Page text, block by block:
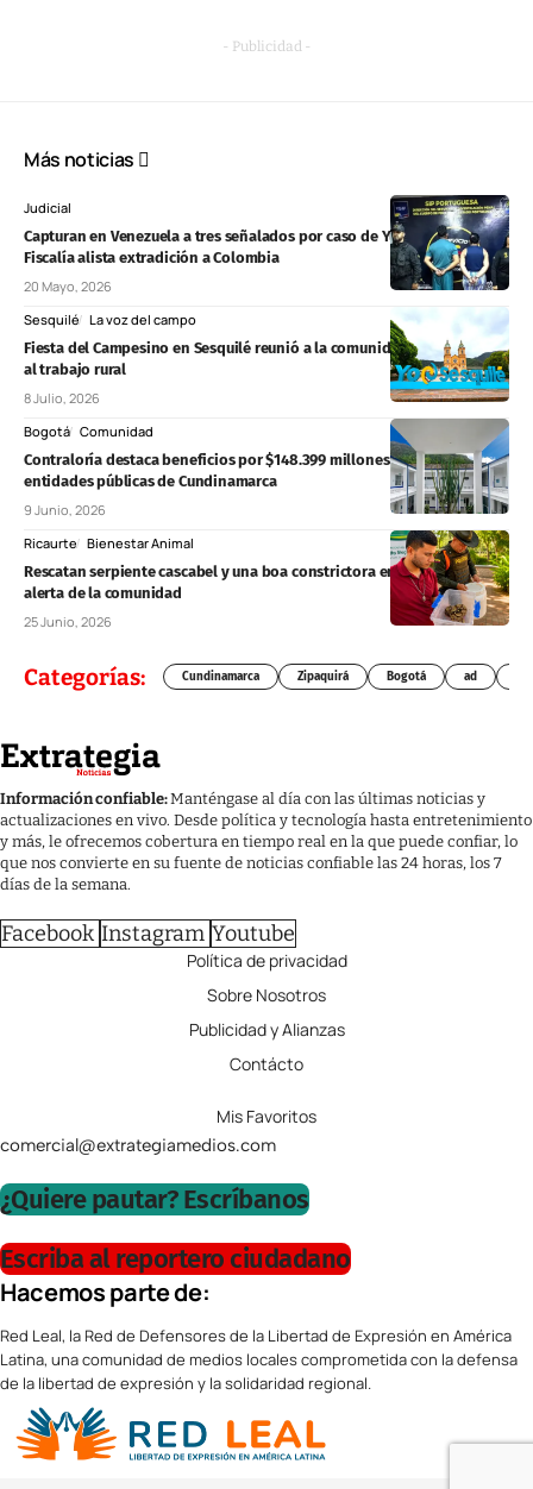
- Publicidad -
Más noticias
Judicial
Capturan en Venezuela a tres señalados por caso de Yulixa Toloza y
Fiscalía alista extradición a Colombia
20 Mayo, 2026
Sesquilé La voz del campo
Fiesta del Campesino en Sesquilé reunió a la comunidad en homenaje
al trabajo rural
8 Julio, 2026
Bogotá Comunidad
Contraloría destaca beneficios por $148.399 millones tras auditorías a
entidades públicas de Cundinamarca
9 Junio, 2026
Ricaurte Bienestar Animal
Rescatan serpiente cascabel y una boa constrictora en Ricaurte tras
alerta de la comunidad
25 Junio, 2026
Categorías: Cundinamarca Zipaquirá Bogotá ad
Información confiable:Manténgase al día con las últimas noticias y
actualizaciones en vivo. Desde política y tecnología hasta entretenimiento
y más, le ofrecemos cobertura en tiempo real en la que puede confiar, lo
que nos convierte en su fuente de noticias confiable las 24 horas, los 7
días de la semana.
Facebook Instagram Youtube
Política de privacidad
Sobre Nosotros
Publicidad y Alianzas
Contácto
Mis Favoritos
comercial@extrategiamedios.com
¿Quiere pautar? Escríbanos
Escriba al reportero ciudadano
Hacemos parte de:
Red Leal, la Red de Defensores de la Libertad de Expresión en América
Latina, una comunidad de medios locales comprometida con la defensa
de la libertad de expresión y la solidaridad regional.